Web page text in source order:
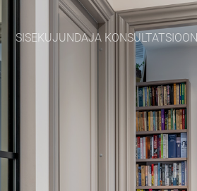
SISEKUJUNDAJA KONSULTATSIOON